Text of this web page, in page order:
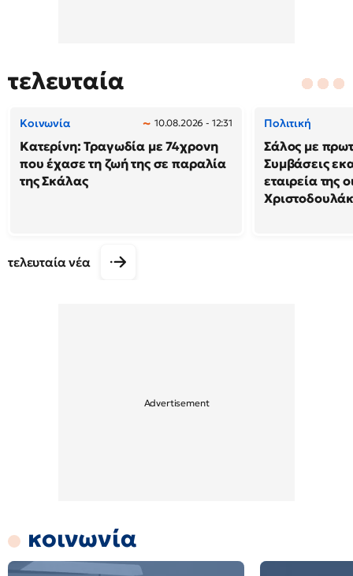
τελευταία
Κοινωνία 10.08.2026 - 12:31
Κατερίνη: Τραγωδία με 74χρονη
που έχασε τη ζωή της σε παραλία
της Σκάλας
Πολιτική
Σάλος με
Συμβάσεις
εταιρεία της
τελευταία νέα
κοινωνία